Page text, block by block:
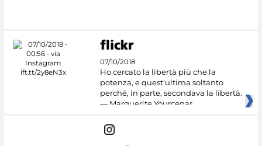
07/10/2018
Ho cercato la libertà più che la
potenza, e quest'ultima soltanto
perché, in parte, secondava la libertà.
— Marguerite Yourcenar